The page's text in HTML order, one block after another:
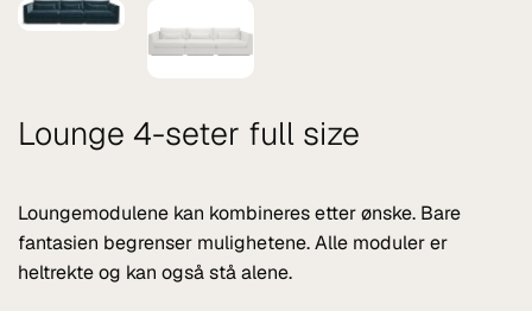
Lounge 4-seter full size
Loungemodulene kan kombineres etter ønske. Bare
fantasien begrenser mulighetene. Alle moduler er
heltrekte og kan også stå alene.